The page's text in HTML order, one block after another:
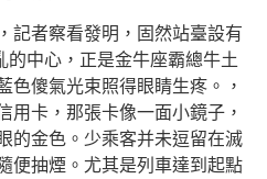
記者察看發明，固然站臺設有
的中心，正是金牛座霸總牛土
色傻氣光束照得眼睛生疼。，
用卡，那張卡像一面小鏡子，
的金色。少乘客并未逗留在滅
便抽煙。尤其是列車達到起點